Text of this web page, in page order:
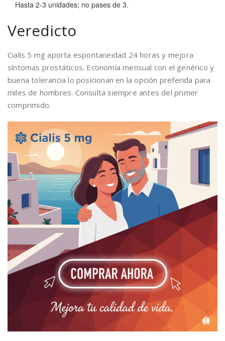
Hasta 2-3 unidades; no pases de 3.
Veredicto
Cialis 5 mg aporta espontaneidad 24 horas y mejora
síntomas prostáticos. Economía mensual con el genérico y
buena tolerancia lo posicionan en la opción preferida para
miles de hombres. Consulta siempre antes del primer
comprimido.